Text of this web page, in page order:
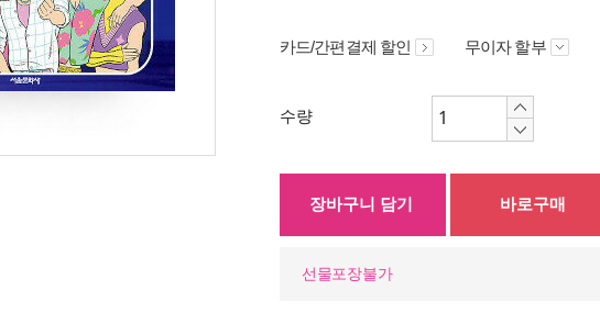
카드/간편결제 할인 무이자 할부
수량
장바구니 담기 바로구매
선물포장불가